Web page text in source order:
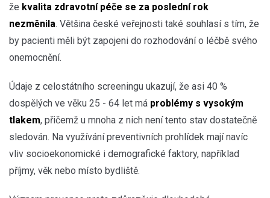
že kvalita zdravotní péče se za poslední rok
nezměnila. Většina české veřejnosti také souhlasí s tím, že
by pacienti měli být zapojeni do rozhodování o léčbě svého
onemocnění.
Údaje z celostátního screeningu ukazují, že asi 40 %
dospělých ve věku 25 - 64 let má problémy s vysokým
tlakem, přičemž u mnoha z nich není tento stav dostatečně
sledován. Na využívání preventivních prohlídek mají navíc
vliv socioekonomické i demografické faktory, například
příjmy, věk nebo místo bydliště.